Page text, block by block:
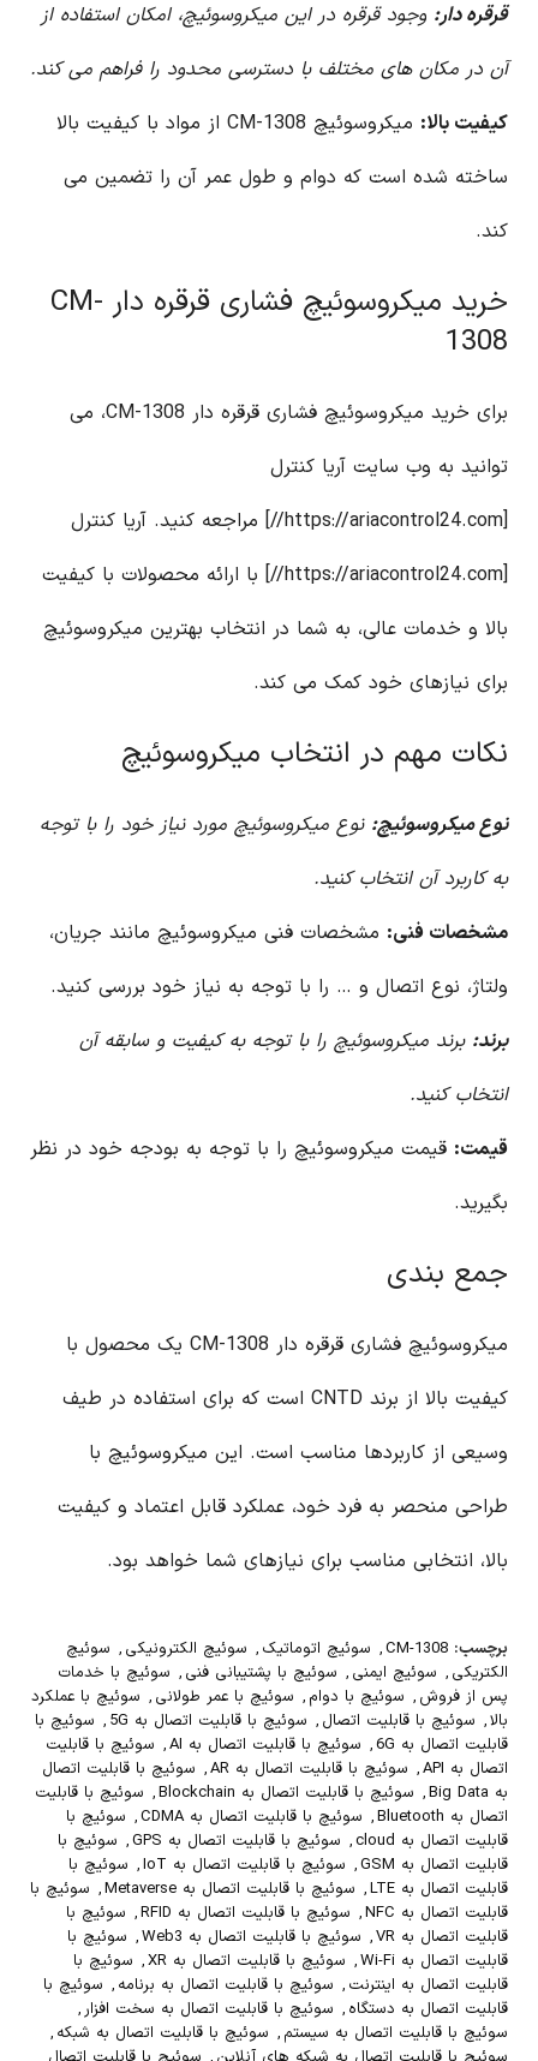
قرقره دار: وجود قرقره در این میکروسوئیچ، امکان استفاده از
آن در مکان های مختلف با دسترسی محدود را فراهم می کند.
کیفیت بالا:
میکروسوئیچ CM-1308 از مواد با کیفیت بالا
ساخته شده است که دوام و طول عمر آن را تضمین می
کند.
خرید میکروسوئیچ فشاری قرقره دار CM-
1308
برای خرید میکروسوئیچ فشاری قرقره دار CM-1308، می
توانید به وب سایت آریا کنترل
[https://ariacontrol24.com//] مراجعه کنید. آریا کنترل
[https://ariacontrol24.com//] با ارائه محصولات با کیفیت
بالا و خدمات عالی، به شما در انتخاب بهترین میکروسوئیچ
برای نیازهای خود کمک می کند.
نکات مهم در انتخاب میکروسوئیچ
نوع میکروسوئیچ: نوع میکروسوئیچ مورد نیاز خود را با توجه
به کاربرد آن انتخاب کنید.
مشخصات فنی: مشخصات فنی میکروسوئیچ مانند جریان،
ولتاژ، نوع اتصال و … را با توجه به نیاز خود بررسی کنید.
برند: برند میکروسوئیچ را با توجه به کیفیت و سابقه آن
انتخاب کنید.
قیمت: قیمت میکروسوئیچ را با توجه به بودجه خود در نظر
بگیرید.
جمع بندی
میکروسوئیچ فشاری قرقره دار CM-1308 یک محصول با
کیفیت بالا از برند CNTD است که برای استفاده در طیف
وسیعی از کاربردها مناسب است. این میکروسوئیچ با
طراحی منحصر به فرد خود، عملکرد قابل اعتماد و کیفیت
بالا، انتخابی مناسب برای نیازهای شما خواهد بود.
برچسب: CM-1308
, سوئیچ اتوماتیک , سوئیچ الکترونیکی , سوئیچ
الکتریکی , سوئیچ ایمنی , سوئیچ با پشتیبانی فنی , سوئیچ با خدمات
پس از فروش , سوئیچ با دوام , سوئیچ با عمر طولانی , سوئیچ با عملکرد
بالا, سوئیچ با قابلیت اتصال , سوئیچ با قابلیت اتصال به 5G , سوئیچ با
قابلیت اتصال به 6G
, سوئیچ با قابلیت اتصال به AI , سوئیچ با قابلیت
اتصال به API
, سوئیچ با قابلیت اتصال به AR , سوئیچ با قابلیت اتصال
به Big Data
, سوئیچ با قابلیت اتصال به Blockchain , سوئیچ با قابلیت
اتصال به Bluetooth
, سوئیچ با قابلیت اتصال به CDMA , سوئیچ با
قابلیت اتصال به cloud
, سوئیچ با قابلیت اتصال به GPS , سوئیچ با
قابلیت اتصال به GSM
, سوئیچ با قابلیت اتصال به IoT , سوئیچ با
قابلیت اتصال به LTE
, سوئیچ با قابلیت اتصال به Metaverse , سوئیچ با
قابلیت اتصال به NFC
, سوئیچ با قابلیت اتصال به RFID , سوئیچ با
قابلیت اتصال به VR
, سوئیچ با قابلیت اتصال به Web3 , سوئیچ با
قابلیت اتصال به Wi-Fi
, سوئیچ با قابلیت اتصال به XR , سوئیچ با
قابلیت اتصال به اینترنت , سوئیچ با قابلیت اتصال به برنامه , سوئیچ با
قابلیت اتصال به دستگاه , سوئیچ با قابلیت اتصال به سخت افزار,
سوئیچ با قابلیت اتصال به سیستم , سوئیچ با قابلیت اتصال به شبکه ,